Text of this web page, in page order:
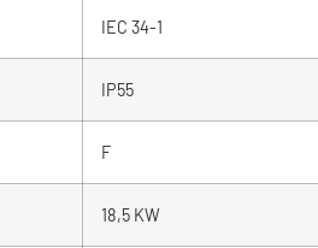
IEC 34-1
IP55
F
18,5 KW